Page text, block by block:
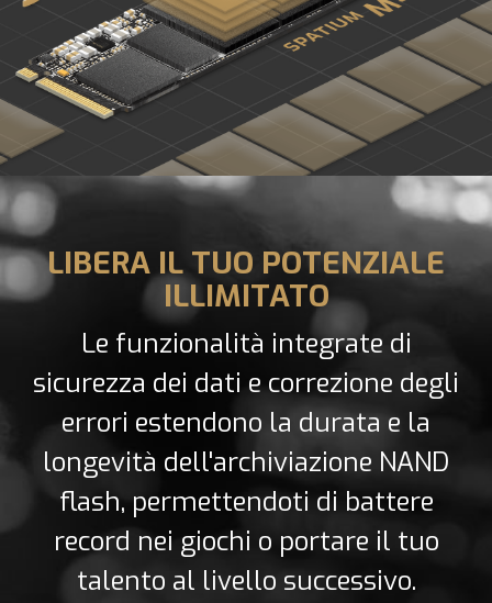
LIBERA IL TUO POTENZIALE
ILLIMITATO
Le funzionalità integrate di
sicurezza dei dati e correzione degli
errori estendono la durata e la
longevità dell'archiviazione NAND
flash, permettendoti di battere
record nei giochi o portare il tuo
talento al livello successivo.